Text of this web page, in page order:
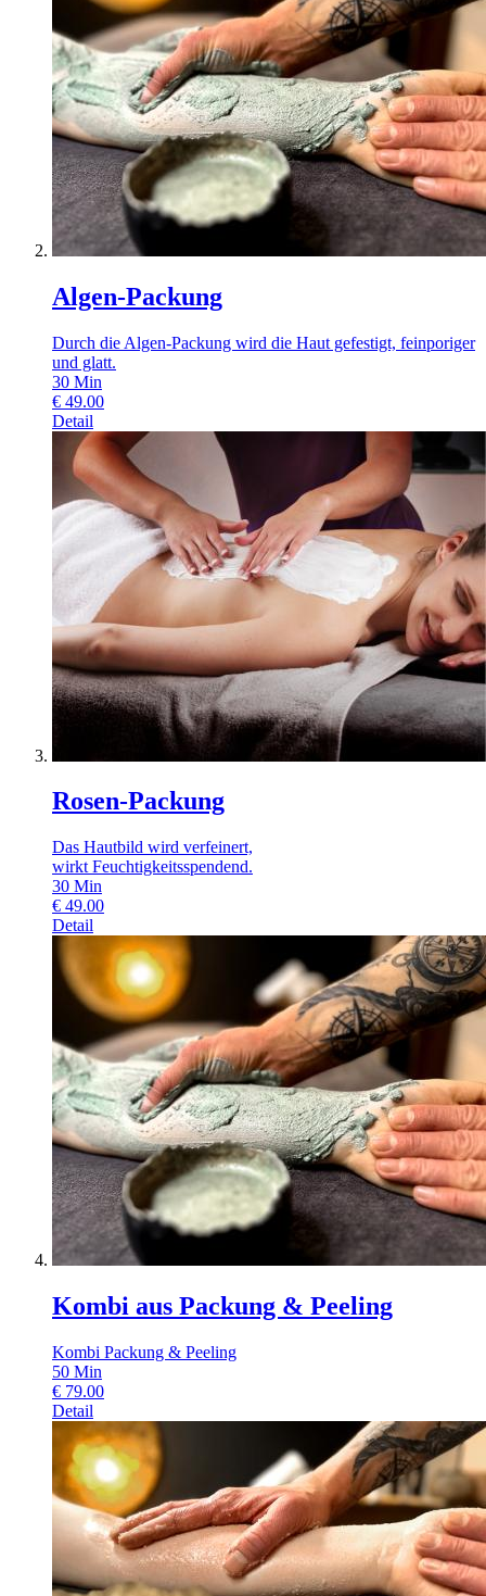
Algen-Packung
Durch die Algen-Packung wird die Haut gefestigt, feinporiger
und glatt.
30 Min
€ 49.00
Detail
Rosen-Packung
Das Hautbild wird verfeinert,
wirkt Feuchtigkeitsspendend.
30 Min
€ 49.00
Detail
Kombi aus Packung & Peeling
Kombi Packung & Peeling
50 Min
€ 79.00
Detail